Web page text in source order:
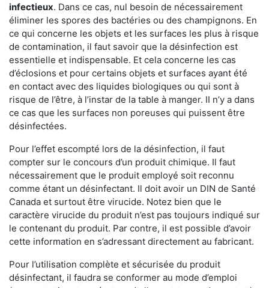
infectieux. Dans ce cas, nul besoin de nécessairement
éliminer les spores des bactéries ou des champignons. En
ce qui concerne les objets et les surfaces les plus à risque
de contamination, il faut savoir que la désinfection est
essentielle et indispensable. Et cela concerne les cas
d’éclosions et pour certains objets et surfaces ayant été
en contact avec des liquides biologiques ou qui sont à
risque de l’être, à l’instar de la table à manger. II n’y a dans
ce cas que les surfaces non poreuses qui puissent être
désinfectées.
Pour l’effet escompté lors de la désinfection, il faut
compter sur le concours d’un produit chimique. Il faut
nécessairement que le produit employé soit reconnu
comme étant un désinfectant. Il doit avoir un DIN de Santé
Canada et surtout être virucide. Notez bien que le
caractère virucide du produit n’est pas toujours indiqué sur
le contenant du produit. Par contre, il est possible d’avoir
cette information en s’adressant directement au fabricant.
Pour l’utilisation complète et sécurisée du produit
désinfectant, il faudra se conformer au mode d’emploi